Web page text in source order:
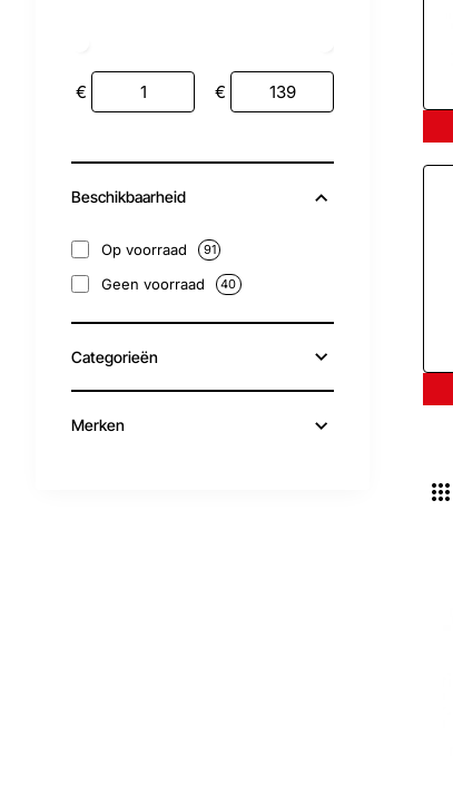
€ €
Beschikbaarheid
Op voorraad 91
Geen voorraad 40
Categorieën
Merken